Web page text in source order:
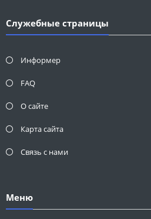
Служебные страницы
Информер
FAQ
О сайте
Карта сайта
Связь с нами
Меню